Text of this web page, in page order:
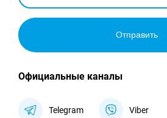
Отправить
Официальные каналы
Telegram Viber